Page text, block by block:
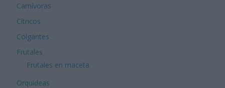
Carnívoras
Cítricos
Colgantes
Frutales
Frutales en maceta
Orquídeas